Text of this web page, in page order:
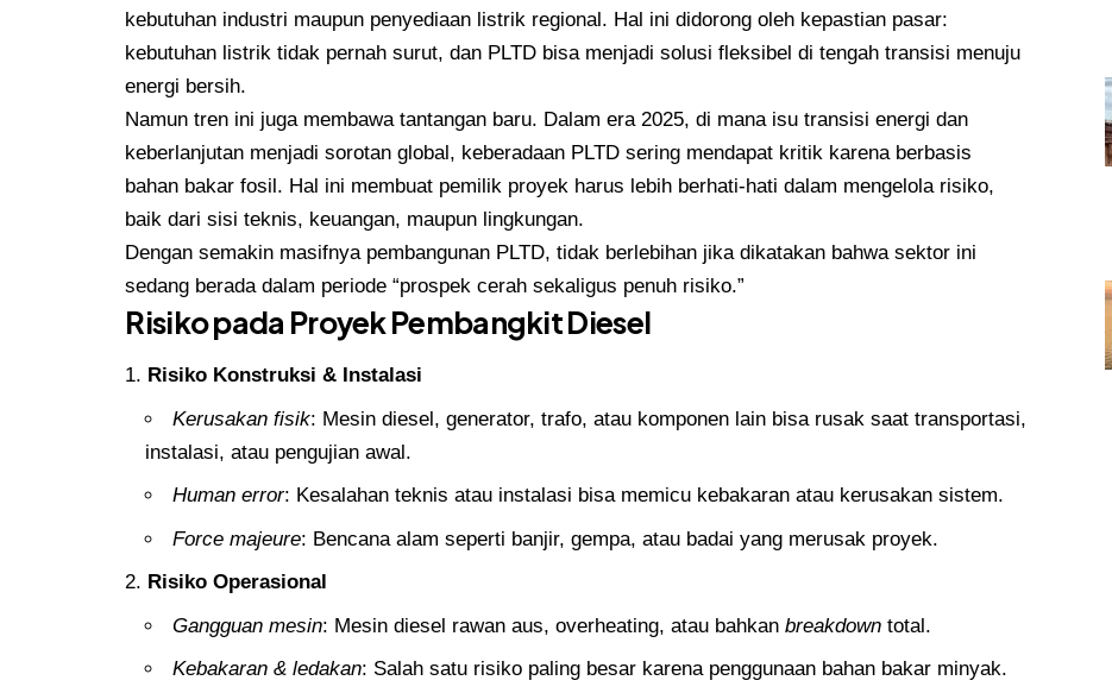
kebutuhan industri maupun penyediaan listrik regional. Hal ini didorong oleh kepastian pasar:
kebutuhan listrik tidak pernah surut, dan PLTD bisa menjadi solusi fleksibel di tengah transisi menuju
energi bersih.
Namun tren ini juga membawa tantangan baru. Dalam era 2025, di mana isu transisi energi dan
keberlanjutan menjadi sorotan global, keberadaan PLTD sering mendapat kritik karena berbasis
bahan bakar fosil. Hal ini membuat pemilik proyek harus lebih berhati-hati dalam mengelola risiko,
baik dari sisi teknis, keuangan, maupun lingkungan.
Dengan semakin masifnya pembangunan PLTD, tidak berlebihan jika dikatakan bahwa sektor ini
sedang berada dalam periode “prospek cerah sekaligus penuh risiko.”
Risiko pada Proyek Pembangkit Diesel
Risiko Konstruksi & Instalasi
Kerusakan fisik: Mesin diesel, generator, trafo, atau komponen lain bisa rusak saat transportasi,
instalasi, atau pengujian awal.
Human error: Kesalahan teknis atau instalasi bisa memicu kebakaran atau kerusakan sistem.
Force majeure: Bencana alam seperti banjir, gempa, atau badai yang merusak proyek.
Risiko Operasional
Gangguan mesin: Mesin diesel rawan aus, overheating, atau bahkanbreakdown total.
Kebakaran & ledakan: Salah satu risiko paling besar karena penggunaan bahan bakar minyak.